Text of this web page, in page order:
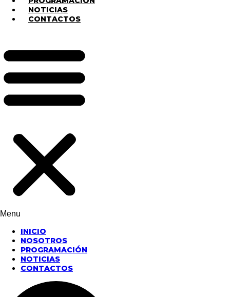
NOTICIAS
CONTACTOS
Menu
INICIO
NOSOTROS
PROGRAMACIÓN
NOTICIAS
CONTACTOS